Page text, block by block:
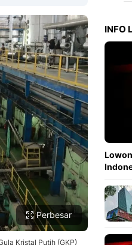
Copy Link
Perbesar
Kristal Putih (GKP)
INFO